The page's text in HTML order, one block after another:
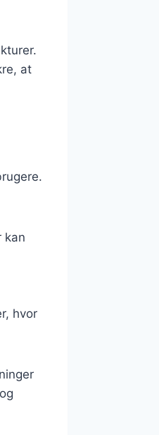
at
kan
hvor